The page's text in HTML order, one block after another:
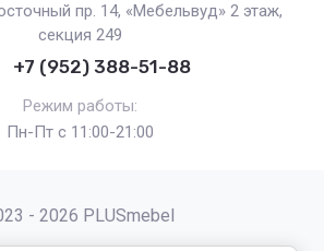
пр. 14, «Мебельвуд» 2 этаж,
секция 249
+7 (952) 388-51-88
Режим работы:
Пн-Пт с 11:00-21:00
- 2026 PLUSmebel